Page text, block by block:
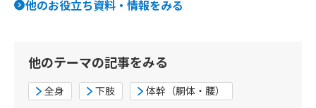
他のお役立ち資料・情報をみる
他のテーマの記事をみる
全身 下肢 体幹（胴体・腰）